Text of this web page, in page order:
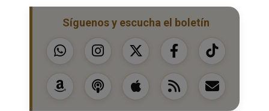
Síguenos y escucha el boletín